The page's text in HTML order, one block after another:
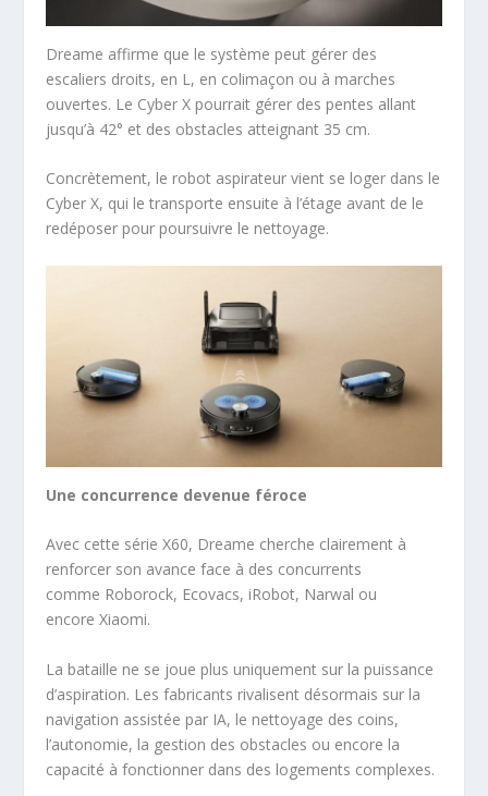
Dreame affirme que le système peut gérer des
escaliers droits, en L, en colimaçon ou à marches
ouvertes. Le Cyber X pourrait gérer des pentes allant
jusqu’à 42° et des obstacles atteignant 35 cm.
Concrètement, le robot aspirateur vient se loger dans le
Cyber X, qui le transporte ensuite à l’étage avant de le
redéposer pour poursuivre le nettoyage.
Une concurrence devenue féroce
Avec cette série X60, Dreame cherche clairement à
renforcer son avance face à des concurrents
comme Roborock, Ecovacs, iRobot, Narwal ou
encore Xiaomi.
La bataille ne se joue plus uniquement sur la puissance
d’aspiration. Les fabricants rivalisent désormais sur la
navigation assistée par IA, le nettoyage des coins,
l’autonomie, la gestion des obstacles ou encore la
capacité à fonctionner dans des logements complexes.